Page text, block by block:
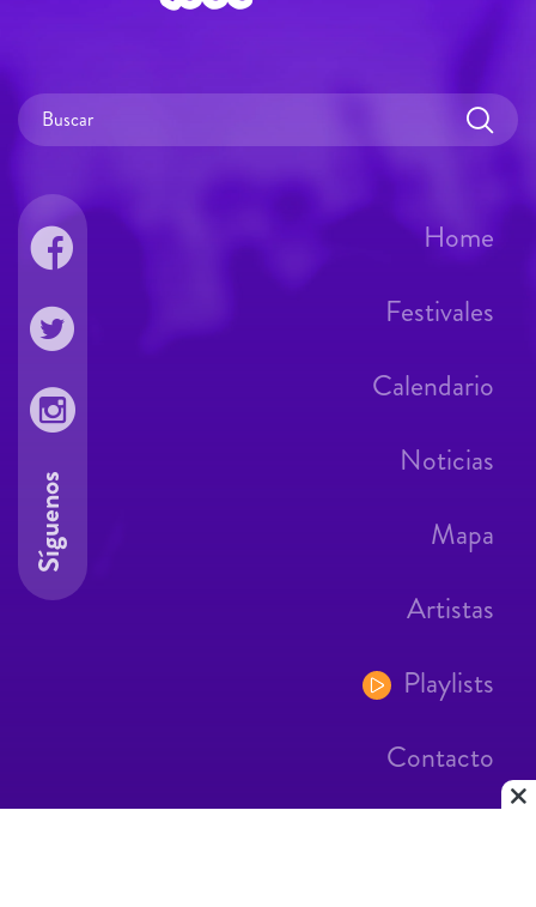
Home
Festivales
Calendario
Noticias
Mapa
Artistas
Playlists
Contacto
Síguenos